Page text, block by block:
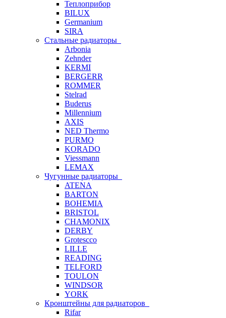
Теплоприбор
BILUX
Germanium
SIRA
Стальные радиаторы
Arbonia
Zehnder
KERMI
BERGERR
ROMMER
Stelrad
Buderus
Millennium
AXIS
NED Thermo
PURMO
KORADO
Viessmann
LEMAX
Чугунные радиаторы
ATENA
BARTON
BOHEMIA
BRISTOL
CHAMONIX
DERBY
Grotescco
LILLE
READING
TELFORD
TOULON
WINDSOR
YORK
Кронштейны для радиаторов
Rifar